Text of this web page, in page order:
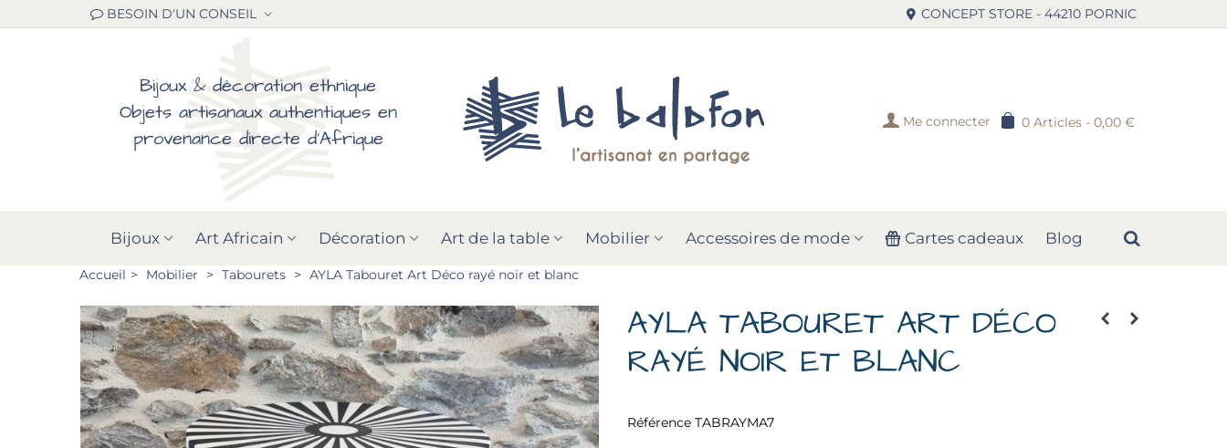
BESOIN D'UN CONSEIL CONCEPT STORE - 44210 PORNIC
Bijoux & décoration ethnique
Objets artisanaux authentiques en
provenance directe d'Afrique
0 Articles - 0,00 €
Me connecter
Bijoux Art Africain Décoration Art de la table Mobilier Accessoires de mode Cartes cadeaux Blog
Accueil > Mobilier > Tabourets > AYLA Tabouret Art Déco rayé noir et blanc
AYLA TABOURET ART DÉCO
RAYÉ NOIR ET BLANC
Référence TABRAYMA7